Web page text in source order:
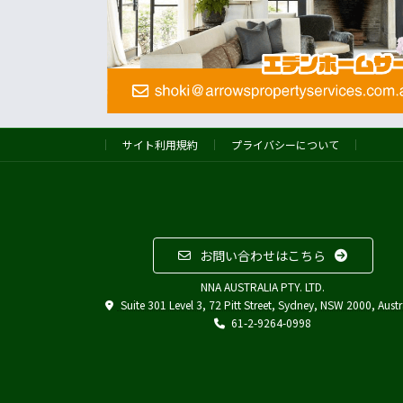
サイト利用規約 プライバシーについて
お問い合わせはこちら
NNA AUSTRALIA PTY. LTD.
Suite 301 Level 3, 72 Pitt Street, Sydney, NSW 2000,
61-2-9264-0998